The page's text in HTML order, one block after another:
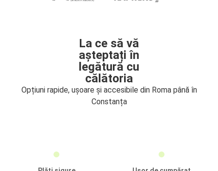
La ce să vă
așteptați în
legătură cu
călătoria
Opțiuni rapide, ușoare și accesibile din Roma până în
Constanța